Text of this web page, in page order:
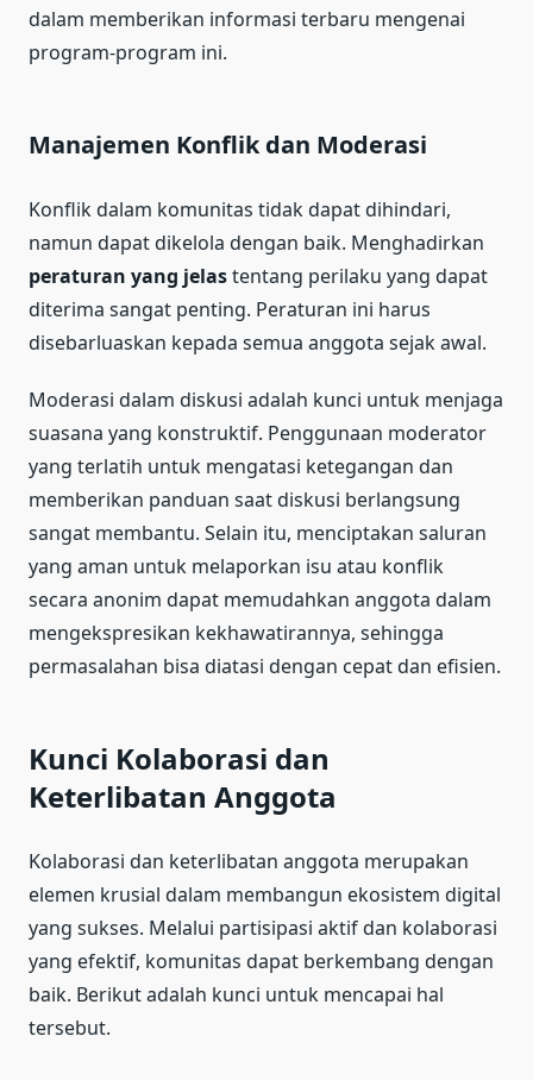
dalam memberikan informasi terbaru mengenai
program-program ini.
Manajemen Konflik dan Moderasi
Konflik dalam komunitas tidak dapat dihindari,
namun dapat dikelola dengan baik. Menghadirkan
peraturan yang jelastentang perilaku yang dapat
diterima sangat penting. Peraturan ini harus
disebarluaskan kepada semua anggota sejak awal.
Moderasi dalam diskusi adalah kunci untuk menjaga
suasana yang konstruktif. Penggunaan moderator
yang terlatih untuk mengatasi ketegangan dan
memberikan panduan saat diskusi berlangsung
sangat membantu. Selain itu, menciptakan saluran
yang aman untuk melaporkan isu atau konflik
secara anonim dapat memudahkan anggota dalam
mengekspresikan kekhawatirannya, sehingga
permasalahan bisa diatasi dengan cepat dan efisien.
Kunci Kolaborasi dan
Keterlibatan Anggota
Kolaborasi dan keterlibatan anggota merupakan
elemen krusial dalam membangun ekosistem digital
yang sukses. Melalui partisipasi aktif dan kolaborasi
yang efektif, komunitas dapat berkembang dengan
baik. Berikut adalah kunci untuk mencapai hal
tersebut.